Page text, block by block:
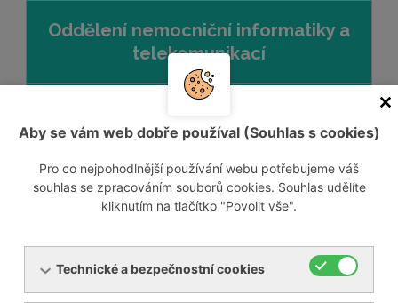
Oddělení nemocniční informatiky a
telekomunikací
informační bezpečnosti
Oddělení zdravotnické techniky
Personálně-mzdové oddělení
Aby se vám web dobře používal (Souhlas s cookies)
Pro co nejpohodlnější používání webu potřebujeme váš
souhlas se zpracováním souborů cookies. Souhlas udělíte
kliknutím na tlačítko "Povolit vše".
Technické a bezpečnostní cookies